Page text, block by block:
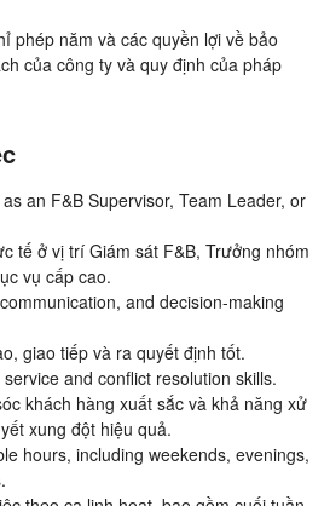
phép năm và các quyền lợi về bảo
của công ty và quy định của pháp
an F&B Supervisor, Team Leader, or
tế ở vị trí Giám sát F&B, Trưởng nhóm
vụ cấp cao.
and decision-making
giao tiếp và ra quyết định tốt.
and conflict resolution skills.
khách hàng xuất sắc và khả năng xử
xung đột hiệu quả.
hours, including weekends, evenings,